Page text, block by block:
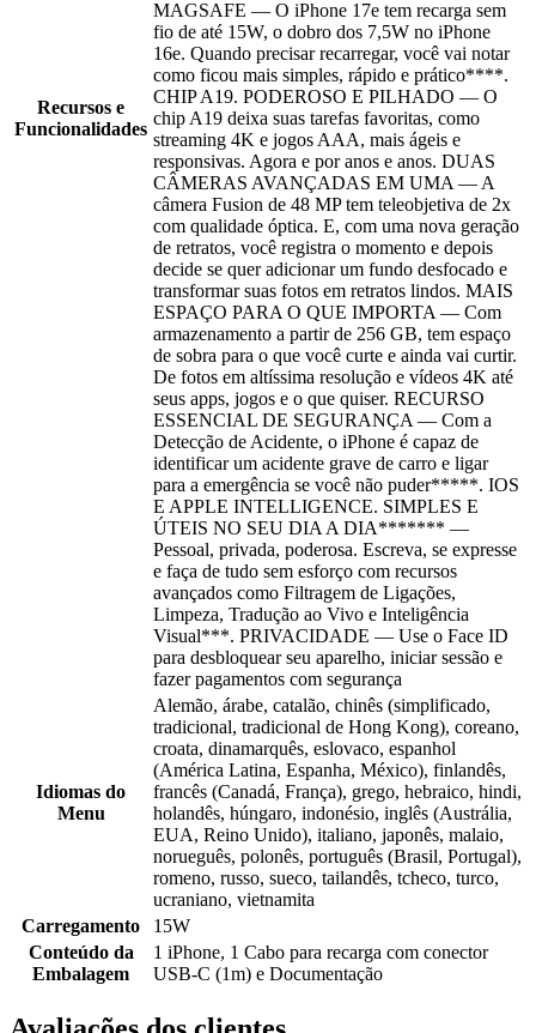
Recursos e
Funcionalidades
MAGSAFE — O iPhone 17e tem recarga sem
fio de até 15W, o dobro dos 7,5W no iPhone
16e. Quando precisar recarregar, você vai notar
como ficou mais simples, rápido e prático****.
CHIP A19. PODEROSO E PILHADO — O
chip A19 deixa suas tarefas favoritas, como
streaming 4K e jogos AAA, mais ágeis e
responsivas. Agora e por anos e anos. DUAS
CÂMERAS AVANÇADAS EM UMA — A
câmera Fusion de 48 MP tem teleobjetiva de 2x
com qualidade óptica. E, com uma nova geração
de retratos, você registra o momento e depois
decide se quer adicionar um fundo desfocado e
transformar suas fotos em retratos lindos. MAIS
ESPAÇO PARA O QUE IMPORTA — Com
armazenamento a partir de 256 GB, tem espaço
de sobra para o que você curte e ainda vai curtir.
De fotos em altíssima resolução e vídeos 4K até
seus apps, jogos e o que quiser. RECURSO
ESSENCIAL DE SEGURANÇA — Com a
Detecção de Acidente, o iPhone é capaz de
identificar um acidente grave de carro e ligar
para a emergência se você não puder*****. IOS
E APPLE INTELLIGENCE. SIMPLES E
ÚTEIS NO SEU DIA A DIA******* —
Pessoal, privada, poderosa. Escreva, se expresse
e faça de tudo sem esforço com recursos
avançados como Filtragem de Ligações,
Limpeza, Tradução ao Vivo e Inteligência
Visual***. PRIVACIDADE — Use o Face ID
para desbloquear seu aparelho, iniciar sessão e
fazer pagamentos com segurança
Idiomas do
Menu
Alemão, árabe, catalão, chinês (simplificado,
tradicional, tradicional de Hong Kong), coreano,
croata, dinamarquês, eslovaco, espanhol
(América Latina, Espanha, México), finlandês,
francês (Canadá, França), grego, hebraico, hindi,
holandês, húngaro, indonésio, inglês (Austrália,
EUA, Reino Unido), italiano, japonês, malaio,
norueguês, polonês, português (Brasil, Portugal),
romeno, russo, sueco, tailandês, tcheco, turco,
ucraniano, vietnamita
Carregamento
15W
Conteúdo da
Embalagem
1 iPhone, 1 Cabo para recarga com conector
USB‑C (1m) e Documentação